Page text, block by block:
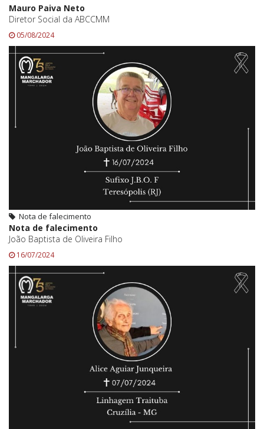
Mauro Paiva Neto
Diretor Social da ABCCMM
05/08/2024
Nota de falecimento
Nota de falecimento
João Baptista de Oliveira Filho
16/07/2024